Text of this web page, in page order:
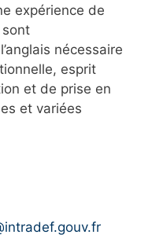
expérience de
sont
nécessaire
esprit
et de prise en
et variées